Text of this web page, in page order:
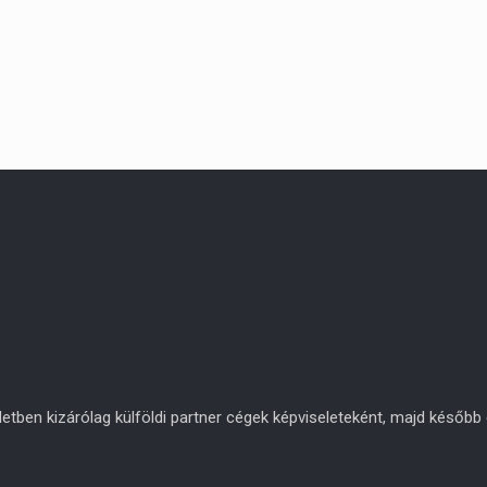
kizárólag külföldi partner cégek képviseleteként, majd